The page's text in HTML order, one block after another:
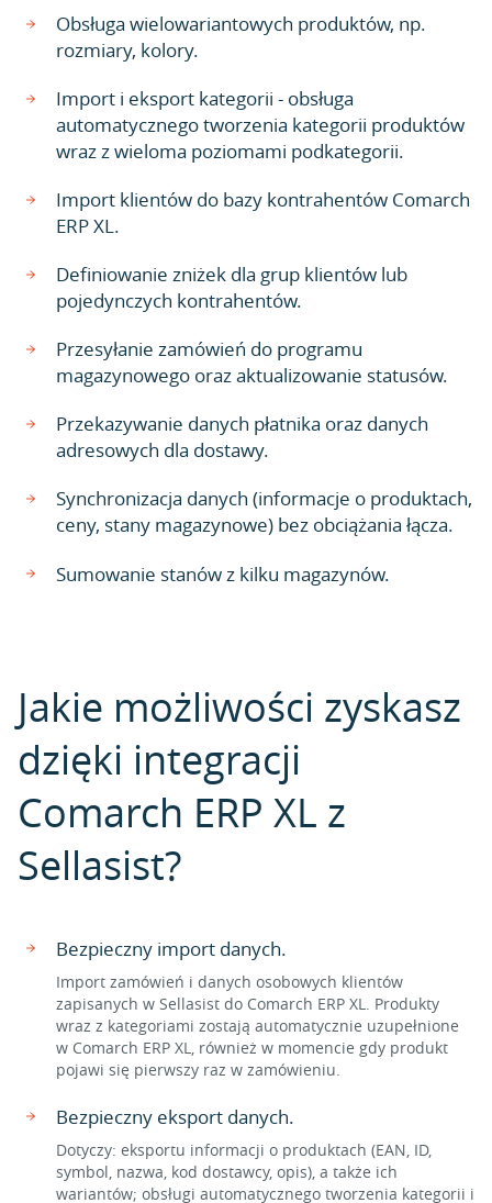
Obsługa wielowariantowych produktów, np.
rozmiary, kolory.
Import i eksport kategorii - obsługa
automatycznego tworzenia kategorii produktów
wraz z wieloma poziomami podkategorii.
Import klientów do bazy kontrahentów Comarch
ERP XL.
Definiowanie zniżek dla grup klientów lub
pojedynczych kontrahentów.
Przesyłanie zamówień do programu
magazynowego oraz aktualizowanie statusów.
Przekazywanie danych płatnika oraz danych
adresowych dla dostawy.
Synchronizacja danych (informacje o produktach,
ceny, stany magazynowe) bez obciążania łącza.
Sumowanie stanów z kilku magazynów.
Jakie możliwości zyskasz
dzięki integracji
Comarch ERP XL z
Sellasist?
Bezpieczny import danych.
Import zamówień i danych osobowych klientów
zapisanych w Sellasist do Comarch ERP XL. Produkty
wraz z kategoriami zostają automatycznie uzupełnione
w Comarch ERP XL, również w momencie gdy produkt
pojawi się pierwszy raz w zamówieniu.
Bezpieczny eksport danych.
Dotyczy: eksportu informacji o produktach (EAN, ID,
symbol, nazwa, kod dostawcy, opis), a także ich
wariantów; obsługi automatycznego tworzenia kategorii i